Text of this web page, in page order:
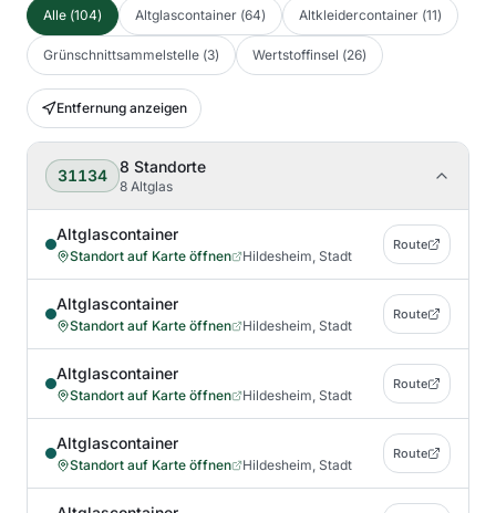
Alle (104) Altglascontainer (64) Altkleidercontainer (11)
Grünschnittsammelstelle (3) Wertstoffinsel (26)
Entfernung anzeigen
31134 8 Standorte
8 Altglas
Altglascontainer
Standort auf Karte öffnen Hildesheim, Stadt
Route
Altglascontainer
Standort auf Karte öffnen Hildesheim, Stadt
Route
Altglascontainer
Standort auf Karte öffnen Hildesheim, Stadt
Route
Altglascontainer
Standort auf Karte öffnen Hildesheim, Stadt
Route